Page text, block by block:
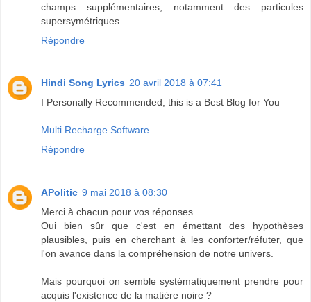
champs supplémentaires, notamment des particules
supersymétriques.
Répondre
Hindi Song Lyrics 20 avril 2018 à 07:41
I Personally Recommended, this is a Best Blog for You
Multi Recharge Software
Répondre
APolitic 9 mai 2018 à 08:30
Merci à chacun pour vos réponses.
Oui bien sûr que c'est en émettant des hypothèses
plausibles, puis en cherchant à les conforter/réfuter, que
l'on avance dans la compréhension de notre univers.
Mais pourquoi on semble systématiquement prendre pour
acquis l'existence de la matière noire ?